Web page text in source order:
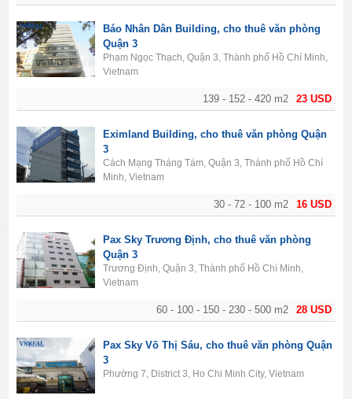
23 USD
139 - 152 - 420 m2
Báo Nhân Dân Building, cho thuê văn phòng
Quận 3
Phạm Ngọc Thạch, Quận 3, Thành phố Hồ Chí Minh,
Vietnam
16 USD
30 - 72 - 100 m2
Eximland Building, cho thuê văn phòng Quận
3
Cách Mạng Tháng Tám, Quận 3, Thành phố Hồ Chí
Minh, Vietnam
28 USD
60 - 100 - 150 - 230 - 500 m2
Pax Sky Trương Định, cho thuê văn phòng
Quận 3
Trương Định, Quận 3, Thành phố Hồ Chí Minh,
Vietnam
Pax Sky Võ Thị Sáu, cho thuê văn phòng Quận
3
Phường 7, District 3, Ho Chi Minh City, Vietnam